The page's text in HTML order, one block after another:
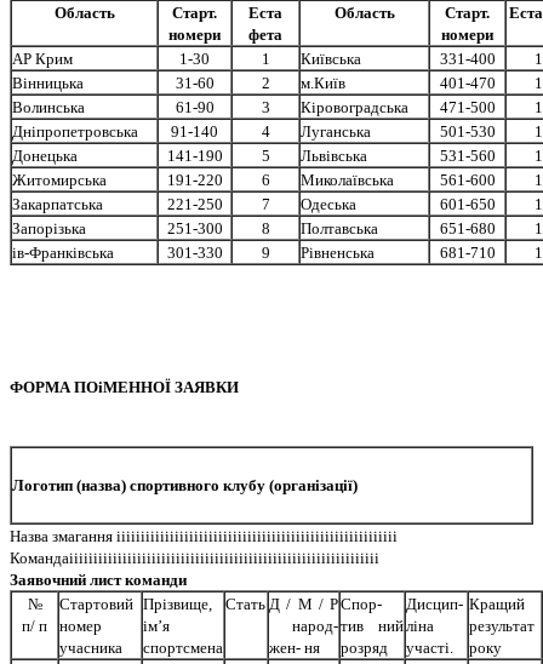
Область
Старт.
номери
Еста
фета
Область
Старт.
номери
Еста
АР Крим 1-30 1 Київська 331-400
Вiнницька
31-60 2 м.Київ 401-470
Волинська
61-90 3 Кiровоградська 471-500
Днiпропетровська
91-140 4 Луганська 501-530
Донецька
141-190 5 Львiвська 531-560
Житомирська
191-220 6 Миколаївська 561-600
Закарпатська
221-250 7 Одеська 601-650
Запорiзька
251-300 8 Полтавська 651-680
iв-Франкiвська
301-330 9 Рiвненська 681-710
ФОРМА ПОiМЕННОЇ ЗАЯВКИ
Логотип (назва) спортивного клубу (органiзацiї)
Назва змагання iiiiiiiiiiiiiiiiiiiiiiiiiiiiiiiiiiiiiiiiiiiiiiiiiiiiiiiiii
Командаiiiiiiiiiiiiiiiiiiiiiiiiiiiiiiiiiiiiiiiiiiiiiiiiiiiiiiiiiiiiiiii
Заявочний лист команди
№
п/ п
Стартовий
номер
учасника
Прiзвище,
iм’я
спортсмена
Стать Д / М / Р
народ­
жен- ня
Спор­
тив­ ний
розряд
Дисцип-
лiна
участi.
Кращий
результат
року